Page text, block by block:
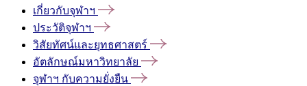
เกี่ยวกับจุฬาฯ
ประวัติจุฬาฯ
วิสัยทัศน์และยุทธศาสตร์
อัตลักษณ์มหาวิทยาลัย
จุฬาฯ กับความยั่งยืน